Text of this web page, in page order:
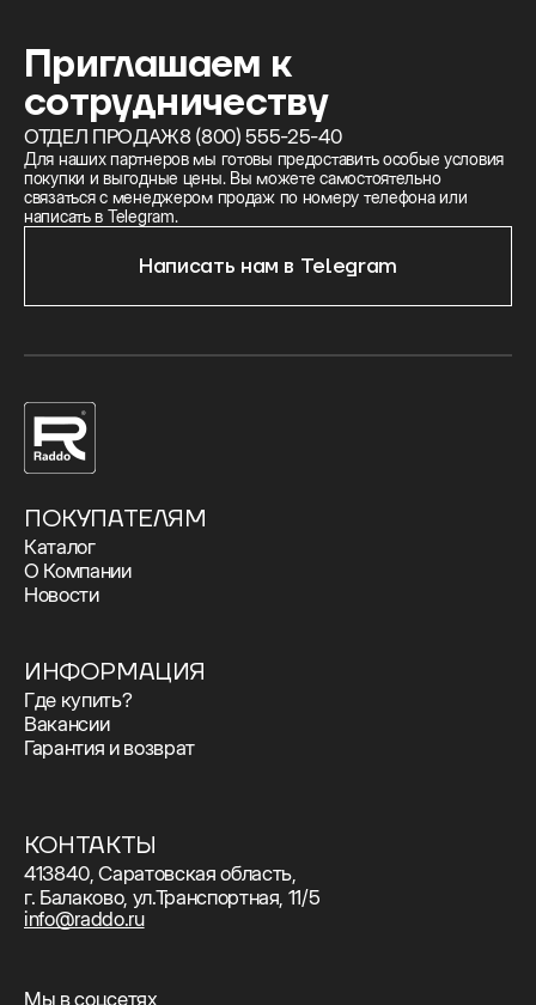
Приглашаем к
сотрудничеству
ОТДЕЛ ПРОДАЖ8 (800) 555-25-40
Для наших партнеров мы готовы предоставить особые условия
покупки и выгодные цены. Вы можете самостоятельно
связаться с менеджером продаж по номеру телефона или
написать в Telegram.
Написать нам в Telegram
Мы в соцсетях
ПОКУПАТЕЛЯМ
Каталог
О Компании
Новости
ИНФОРМАЦИЯ
Где купить?
Вакансии
Гарантия и возврат
КОНТАКТЫ
413840, Саратовская область,
г. Балаково, ул.Транспортная, 11/5
info@raddo.ru